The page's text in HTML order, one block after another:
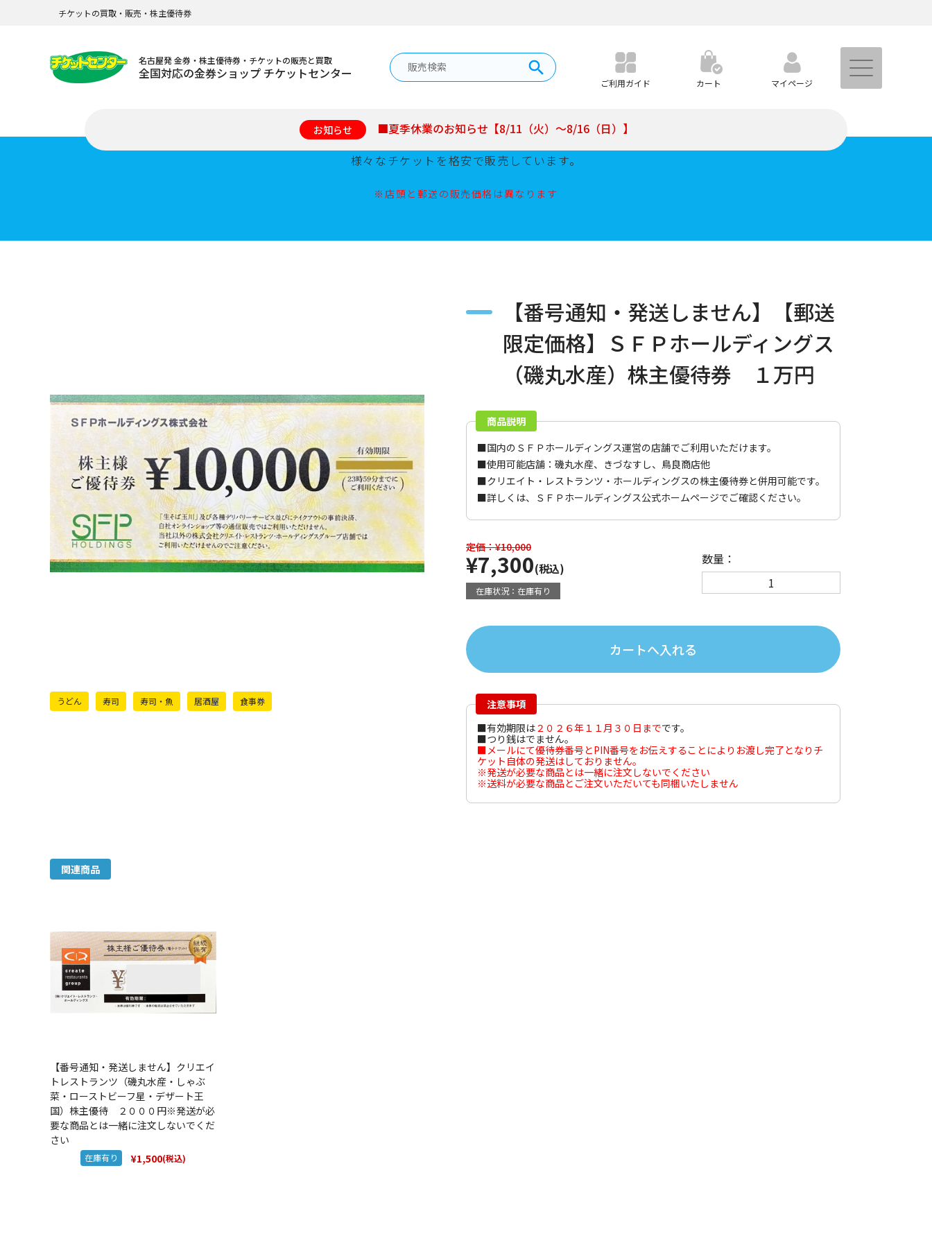
チケットの買取・販売・株主優待券
名古屋発 金券・株主優待券・チケットの販売と買取
全国対応の金券ショップ チケットセンター
ご利用ガイド カート マイページ
お知らせ ■夏季休業のお知らせ【8/11（火）～8/16（日）】
チケット販売
格安新幹線、格安航空券、野球チケット、イベント公演チケットなど
様々なチケットを格安で販売しています。
※店頭と郵送の販売価格は異なります
うどん 寿司 寿司・魚 居酒屋 食事券
【番号通知・発送しません】【郵送
限定価格】ＳＦＰホールディングス
（磯丸水産）株主優待券 １万円
商品説明
■国内のＳＦＰホールディングス運営の店舗でご利用いただけます。
■使用可能店舗：磯丸水産、きづなすし、鳥良商店他
■クリエイト・レストランツ・ホールディングスの株主優待券と併用可能です。
■詳しくは、 ＳＦＰホールディングス公式ホームページでご確認ください。
在庫状況：在庫有り
定価：¥10,000
¥7,300(税込)
数量：
注意事項
■有効期限は２０２６年１１月３０日までです。
■つり銭はでません。
■メールにて優待券番号とPIN番号をお伝えすることによりお渡し完了となりチ
ケット自体の発送はしておりません。
※発送が必要な商品とは一緒に注文しないでください
※送料が必要な商品とご注文いただいても同梱いたしません
関連商品
【番号通知・発送しません】クリエイ
トレストランツ（磯丸水産・しゃぶ
菜・ローストビーフ星・デザート王
国）株主優待 ２０００円※発送が必
要な商品とは一緒に注文しないでくだ
さい
在庫有り ¥1,500(税込)